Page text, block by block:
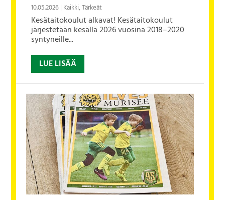
10.05.2026| Kaikki,Tärkeät
Kesätaitokoulut alkavat! Kesätaitokoulut
järjestetään kesällä 2026 vuosina 2018–2020
syntyneille...
LUE LISÄÄ